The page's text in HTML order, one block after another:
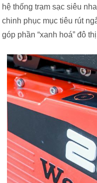
hệ thống trạm sạc siêu
chinh phục mục tiêu rút
góp phần “xanh hoá” đô